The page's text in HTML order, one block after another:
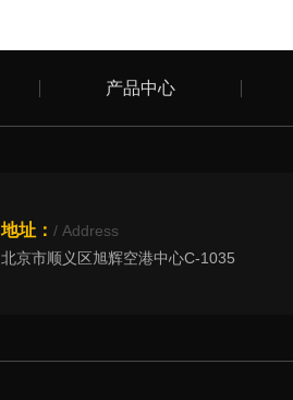
产品中心
地址： / Address
北京市顺义区旭辉空港中心C-1035